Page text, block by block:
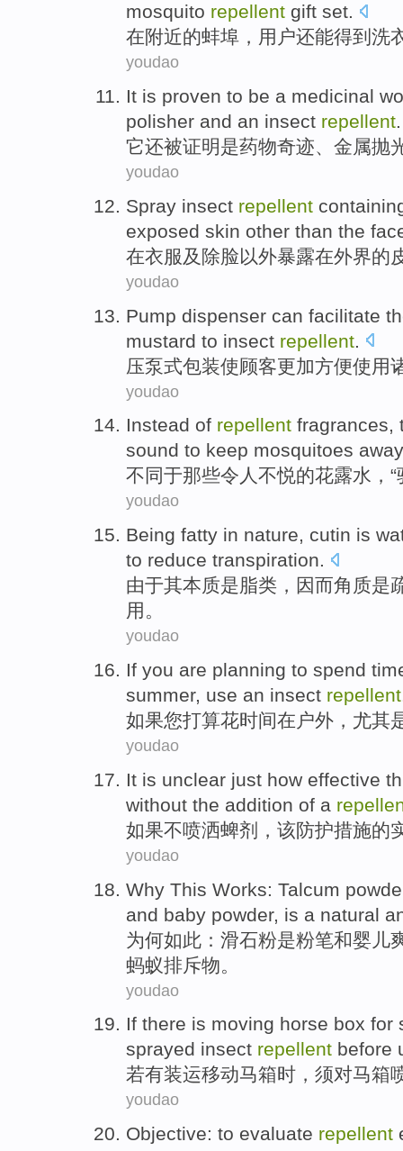
mosquito repellent gift set.
在附近的蚌埠 ，用户还能得到 洗
youdao
It is proven to be a medicinal
polisher and an insect repellent.
它还被证明是药物奇迹、 金属抛
youdao
Spray insect repellent
exposed skin other than the
在衣服及 除脸以外暴露在外界的
youdao
Pump dispenser can facilitate
mustard to insect repellent
压泵式包装使顾客更加方便使用
youdao
Instead of repellent fragrances,
sound to keep mosquitoes
不同于那些令人不悦的花露水 ，“
youdao
Being fatty in nature, cutin is
to reduce transpiration.
由于其本质是脂类 ， 因而角质是
用 。
youdao
If you are planning to spend
summer, use an insect repellent
如果您打算花时间在户外 ， 尤其
youdao
It is unclear just how effective
without the addition of a
如果不喷洒蜱剂 ， 该防护措施的
youdao
Why This Works: Talcum
and baby powder, is a natural
为何如此 ： 滑石粉是粉笔和婴儿
蚂蚁排斥物 。
youdao
If there is moving horse box for
sprayed insect repellent before
若有装运移动马箱时， 须对马箱
youdao
Objective: to evaluate repellent